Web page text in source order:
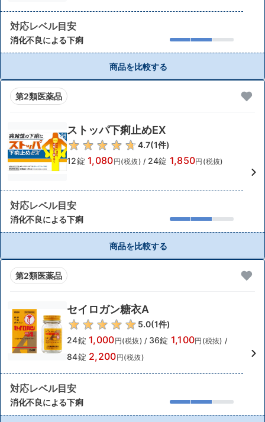
対応レベル目安
消化不良による下痢
商品を比較する
第2類医薬品
ストッパ下痢止めEX
4.7(1件)
12錠 1,080円(税抜) / 24錠 1,850円(税抜)
対応レベル目安
消化不良による下痢
商品を比較する
第2類医薬品
セイロガン糖衣A
5.0(1件)
24錠 1,000円(税抜) / 36錠 1,100円(税抜) /
84錠 2,200円(税抜)
対応レベル目安
消化不良による下痢